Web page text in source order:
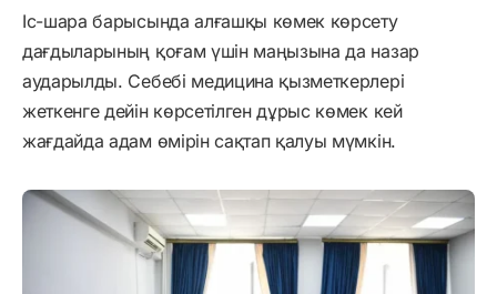
Іс-шара барысында алғашқы көмек көрсету
дағдыларының қоғам үшін маңызына да назар
аударылды. Себебі медицина қызметкерлері
жеткенге дейін көрсетілген дұрыс көмек кей
жағдайда адам өмірін сақтап қалуы мүмкін.